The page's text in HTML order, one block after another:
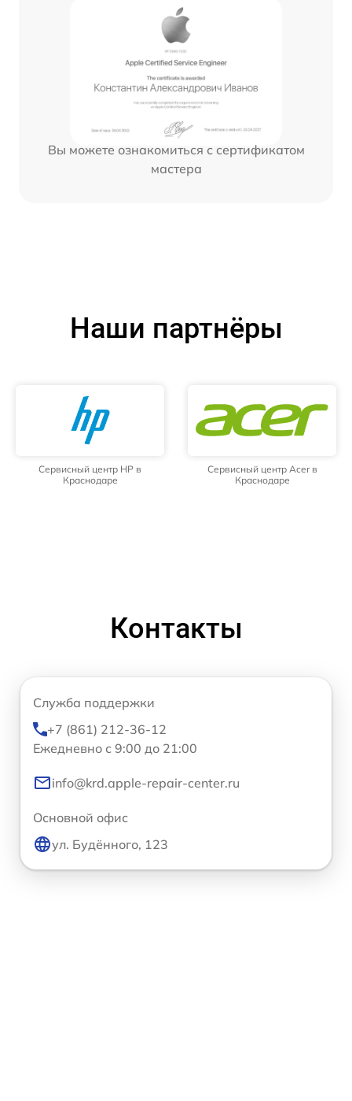
Вы можете ознакомиться с сертификатом
мастера
Наши партнёры
Сервисный центр HP в
Краснодаре
Сервисный центр Acer в
Краснодаре
Контакты
Служба поддержки
+7 (861) 212-36-12
Ежедневно с 9:00 до 21:00
info@krd.apple-repair-center.ru
Основной офис
ул. Будённого, 123